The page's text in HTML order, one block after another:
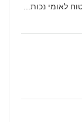
לאומי נכות...